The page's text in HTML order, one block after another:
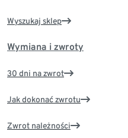
Wyszukaj sklep
Wymiana i zwroty
30 dni na zwrot
Jak dokonać zwrotu
Zwrot należności